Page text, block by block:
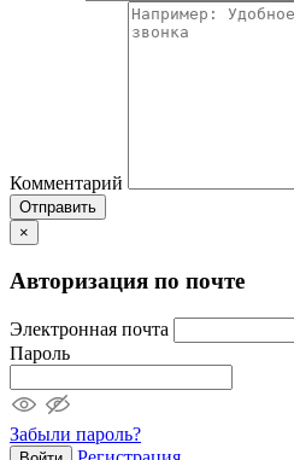
Комментарий
Отправить
×
Авторизация по почте
Электронная почта
Пароль
Забыли пароль?